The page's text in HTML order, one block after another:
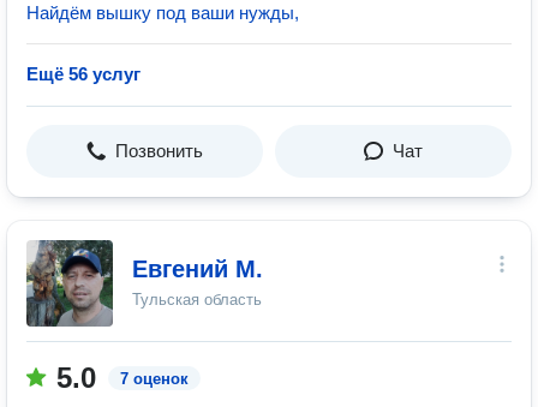
Найдём вышку под ваши нужды,
Ещё 56 услуг
Позвонить Чат
Евгений М.
Тульская область
5.0 7 оценок